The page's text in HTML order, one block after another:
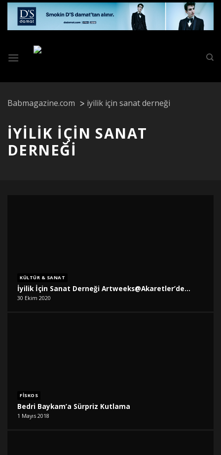
Skip
content
Babmagazine.com iyilik için sanat derneği
IYILIK IÇIN SANAT
DERNEĞI
KÜLTÜR & SANAT
İyilik İçin Sanat Derneği Artweeks@Akaretler’de…
30 Ekim 2020
FISKOS
Bedri Baykam’a Sürpriz Kutlama
1 Mayıs 2018